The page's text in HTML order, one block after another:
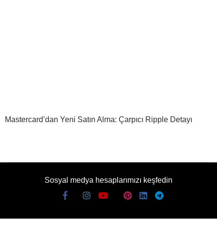
Mastercard’dan Yeni Satın Alma: Çarpıcı Ripple Detayı
Sosyal medya hesaplarımızı keşfedin